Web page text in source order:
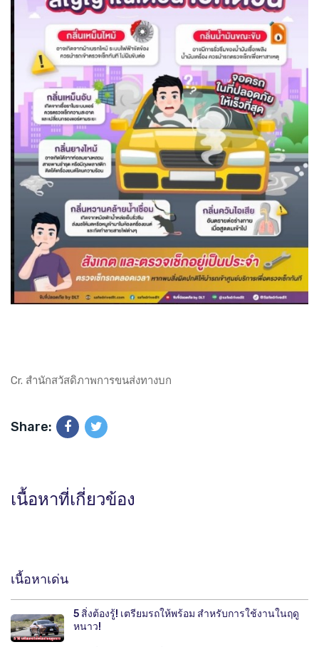
Cr. สำนักสวัสดิภาพการขนส่งทางบก
Share:
เนื้อหาที่เกี่ยวข้อง
เนื้อหาเด่น
5 สิ่งต้องรู้! เตรียมรถให้พร้อม สำหรับการใช้งานในฤดู
หนาว!